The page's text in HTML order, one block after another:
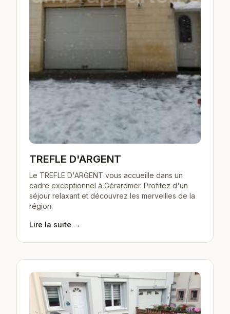
TREFLE D'ARGENT
Le TREFLE D'ARGENT vous accueille dans un
cadre exceptionnel à Gérardmer. Profitez d'un
séjour relaxant et découvrez les merveilles de la
région.
Lire la suite →